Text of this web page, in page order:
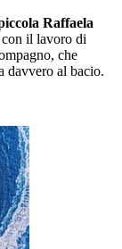
Raffaela
il lavoro di
che
davvero al bacio.